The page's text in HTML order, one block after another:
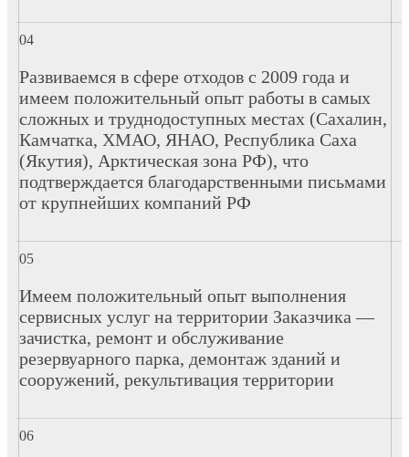
Развиваемся в сфере отходов с 2009 года и
имеем положительный опыт работы в самых
сложных и труднодоступных местах (Сахалин,
Камчатка, ХМАО, ЯНАО, Республика Саха
(Якутия), Арктическая зона РФ), что
подтверждается благодарственными письмами
от крупнейших компаний РФ
Имеем положительный опыт выполнения
сервисных услуг на территории Заказчика —
зачистка, ремонт и обслуживание
резервуарного парка, демонтаж зданий и
сооружений, рекультивация территории